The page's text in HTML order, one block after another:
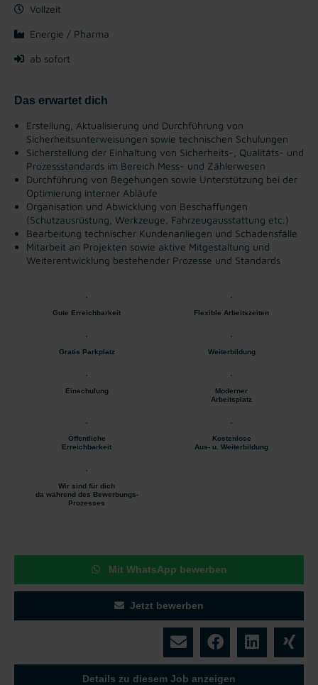
Vollzeit
Energie / Pharma
ab sofort
Das erwartet dich
Erstellung, Aktualisierung und Durchführung von
Sicherheitsunterweisungen sowie technischen Schulungen
Sicherstellung der Einhaltung von Sicherheits-, Qualitäts- und
Prozessstandards im Bereich Mess- und Zählerwesen
Durchführung von Begehungen sowie Unterstützung bei der
Optimierung interner Abläufe
Organisation und Abwicklung von Beschaffungen
(Schutzausrüstung, Werkzeuge, Fahrzeugausstattung etc.)
Bearbeitung technischer Kundenanliegen und Schadensfälle
Mitarbeit an Projekten sowie aktive Mitgestaltung und
Weiterentwicklung bestehender Prozesse und Standards
Gute Erreichbarkeit Flexible Arbeitszeiten
Gratis Parkplatz Weiterbildung
Einschulung
Moderner
Arbeitsplatz
Öffentliche
Erreichbarkeit
Kostenlose
Aus- u. Weiterbildung
Wir sind für dich
da während des Bewerbungs-
Prozesses
Mit WhatsApp bewerben
Jetzt bewerben
Details zu diesem Job anzeigen